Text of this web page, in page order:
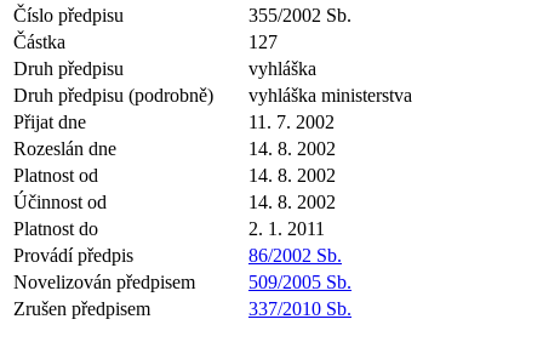
Číslo předpisu
355/2002 Sb.
Částka
127
Druh předpisu
vyhláška
Druh předpisu (podrobně)
vyhláška ministerstva
Přijat dne
11. 7. 2002
Rozeslán dne
14. 8. 2002
Platnost od
14. 8. 2002
Účinnost od
14. 8. 2002
Platnost do
2. 1. 2011
Provádí předpis
86/2002 Sb.
Novelizován předpisem
509/2005 Sb.
Zrušen předpisem
337/2010 Sb.